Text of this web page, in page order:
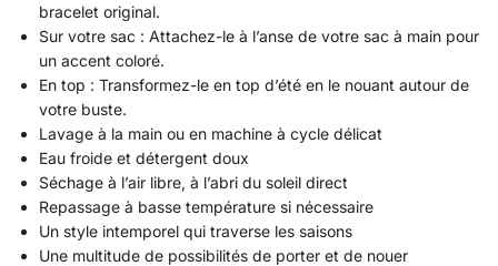
bracelet original.
Sur votre sac : Attachez-le à l’anse de votre sac à main pour
un accent coloré.
En top : Transformez-le en top d’été en le nouant autour de
votre buste.
Lavage à la main ou en machine à cycle délicat
Eau froide et détergent doux
Séchage à l’air libre, à l’abri du soleil direct
Repassage à basse température si nécessaire
Un style intemporel qui traverse les saisons
Une multitude de possibilités de porter et de nouer